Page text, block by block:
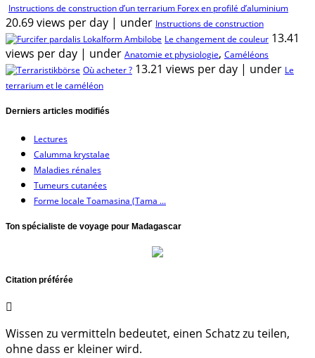
Instructions de construction d’un terrarium Forex en profilé d’aluminium
20.69 views per day | under Instructions de construction
Le changement de couleur 13.41
views per day | under Anatomie et physiologie, Caméléons
Où acheter ? 13.21 views per day | under Le
terrarium et le caméléon
Derniers articles modifiés
Lectures
Calumma krystalae
Maladies rénales
Tumeurs cutanées
Forme locale Toamasina (Tama ...
Ton spécialiste de voyage pour Madagascar
Citation préférée
Wissen zu vermitteln bedeutet, einen Schatz zu teilen,
ohne dass er kleiner wird.